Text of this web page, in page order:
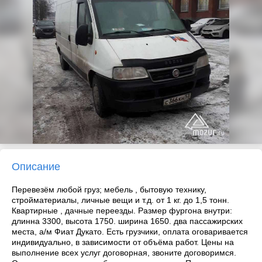
Описание
Перевезём любой груз; мебель , бытовую технику,
стройматериалы, личные вещи и т.д. от 1 кг. до 1,5 тонн.
Квартирные , дачные переезды. Размер фургона внутри:
длинна 3300, высота 1750. ширина 1650. два пассажирских
места, а/м Фиат Дукато. Есть грузчики, оплата оговаривается
индивидуально, в зависимости от объёма работ. Цены на
выполнение всех услуг договорная, звоните договоримся.